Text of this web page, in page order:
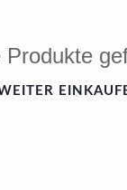
Produkte